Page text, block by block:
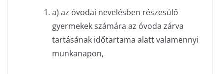
a) az óvodai nevelésben részesülő
gyermekek számára az óvoda zárva
tartásának időtartama alatt valamennyi
munkanapon,